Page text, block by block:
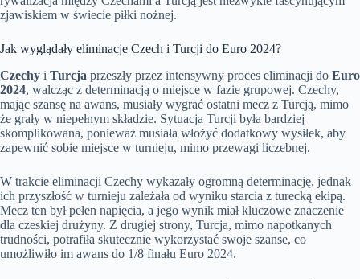
zjawiskiem w świecie piłki nożnej.
Jak wyglądały eliminacje Czech i Turcji do Euro 2024?
Czechy i Turcja przeszły przez intensywny proces eliminacji do Euro
2024, walcząc z determinacją o miejsce w fazie grupowej. Czechy,
mając szansę na awans, musiały wygrać ostatni mecz z Turcją, mimo
że grały w niepełnym składzie. Sytuacja Turcji była bardziej
skomplikowana, ponieważ musiała włożyć dodatkowy wysiłek, aby
zapewnić sobie miejsce w turnieju, mimo przewagi liczebnej.
W trakcie eliminacji Czechy wykazały ogromną determinację, jednak
ich przyszłość w turnieju zależała od wyniku starcia z turecką ekipą.
Mecz ten był pełen napięcia, a jego wynik miał kluczowe znaczenie
dla czeskiej drużyny. Z drugiej strony, Turcja, mimo napotkanych
trudności, potrafiła skutecznie wykorzystać swoje szanse, co
umożliwiło im awans do 1/8 finału Euro 2024.